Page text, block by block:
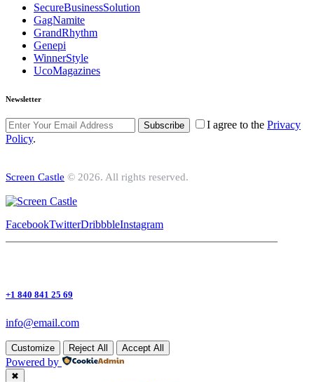
SecureBusinessSolution
GagNamite
GrandRhythm
Genepi
WinnerStyle
UcoMagazines
Newsletter
Subscribe I agree to the Privacy
Policy.
Screen Castle © 2026. All rights reserved.
FacebookTwitterDribbbleInstagram
+1 840 841 25 69
info@email.com
Customize Reject All Accept All
Powered by
✖